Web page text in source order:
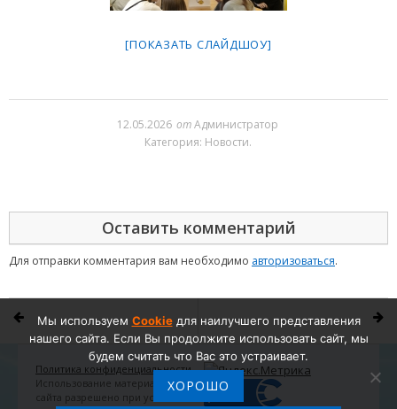
[ПОКАЗАТЬ СЛАЙДШОУ]
12.05.2026 отАдминистратор
Категория: Новости.
Оставить комментарий
Для отправки комментария вам необходимо авторизоваться.
Политика конфиденциальности
Использование материалов
сайта разрешено при условии
Мы используем Cookieдля наилучшего представления
нашего сайта. Если Вы продолжите использовать сайт, мы
будем считать что Вас это устраивает.
ХОРОШО